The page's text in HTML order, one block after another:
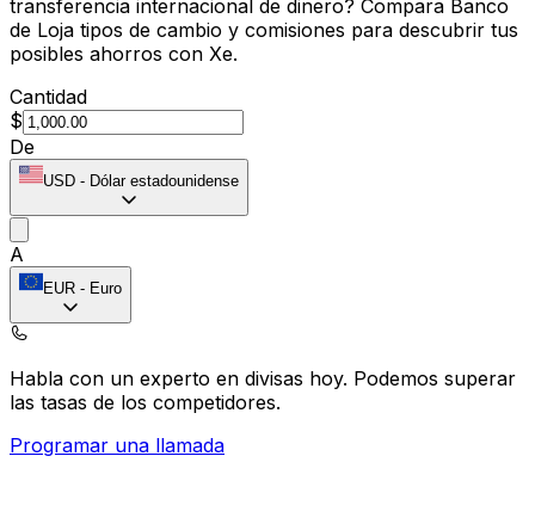
transferencia internacional de dinero? Compara Banco
de Loja tipos de cambio y comisiones para descubrir tus
posibles ahorros con Xe.
Cantidad
$
De
USD - Dólar estadounidense
A
EUR - Euro
Habla con un experto en divisas hoy. Podemos superar
las tasas de los competidores.
Programar una llamada